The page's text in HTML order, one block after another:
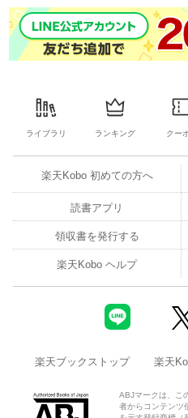
ライブラリ ランキング クー
楽天Kobo 初めての方へ
読書アプリ
領収書を発行する
楽天Kobo ヘルプ
楽天ブックストップ 楽天
ABJマークは、こ
者からコンテンツ